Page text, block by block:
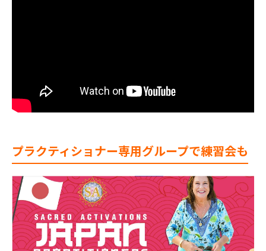
プラクティショナー専用グループで練習会も